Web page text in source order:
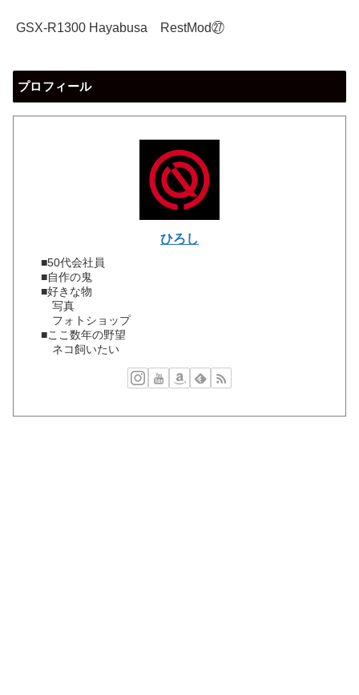
GSX-R1300 Hayabusa RestMod㉗
プロフィール
ひろし
■50代会社員
■自作の鬼
■好きな物
写真
フォトショップ
■ここ数年の野望
ネコ飼いたい